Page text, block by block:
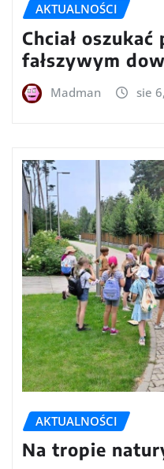
AKTUALNOŚCI
Chciał
fałszywym
Madman sie
AKTUALNOŚCI
Na tropie